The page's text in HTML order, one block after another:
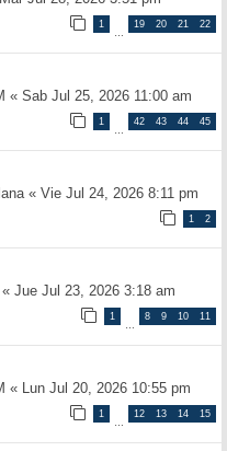
1
…
19 20 21 22
« Sab Jul 25, 2026 11:00 am
1
…
42 43 44 45
« Vie Jul 24, 2026 8:11 pm
1 2
« Jue Jul 23, 2026 3:18 am
1
…
8 9 10 11
« Lun Jul 20, 2026 10:55 pm
1
…
12 13 14 15